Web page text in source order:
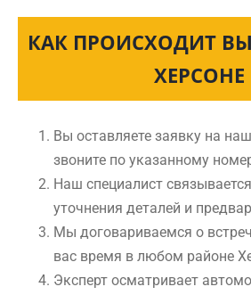
КАК ПРОИСХОДИТ
ХЕРСОНЕ
Вы оставляете заявку на
звоните по указанному
Наш специалист
уточнения деталей и
Мы договариваемся о
вас время в любом районе
Эксперт осматривает